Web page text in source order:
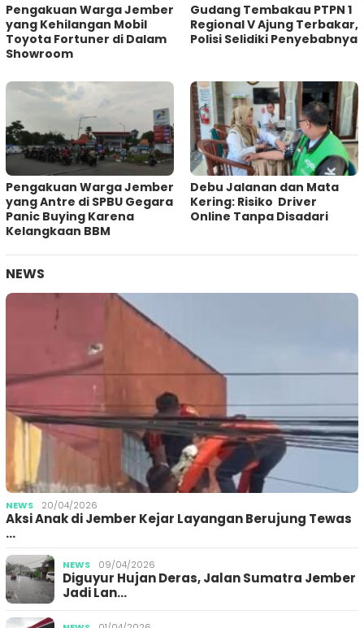
Pengakuan Warga Jember
yang Kehilangan Mobil
Toyota Fortuner di Dalam
Showroom
Gudang Tembakau PTPN 1
Regional V Ajung Terbakar,
Polisi Selidiki Penyebabnya
Pengakuan Warga Jember
yang Antre di SPBU Gegara
Panic Buying Karena
Kelangkaan BBM
Debu Jalanan dan Mata
Kering: Risiko Driver
Online Tanpa Disadari
NEWS
NEWS 20/04/2026
Aksi Anak di Jember Kejar Layangan Berujung Tewas
…
NEWS 09/04/2026
Diguyur Hujan Deras, Jalan Sumatra Jember
Jadi Lan…